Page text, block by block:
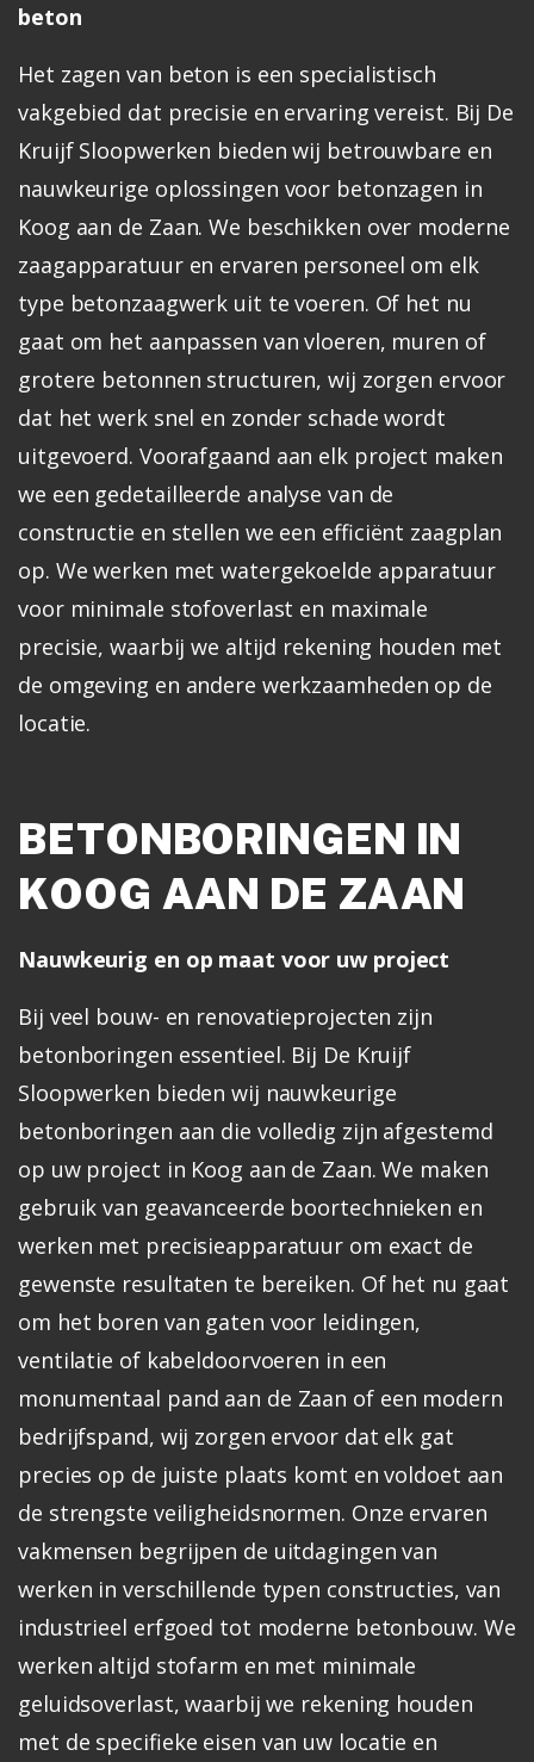
beton
Het zagen van beton is een specialistisch
vakgebied dat precisie en ervaring vereist. Bij De
Kruijf Sloopwerken bieden wij betrouwbare en
nauwkeurige oplossingen voor betonzagen in
Koog aan de Zaan. We beschikken over moderne
zaagapparatuur en ervaren personeel om elk
type betonzaagwerk uit te voeren. Of het nu
gaat om het aanpassen van vloeren, muren of
grotere betonnen structuren, wij zorgen ervoor
dat het werk snel en zonder schade wordt
uitgevoerd. Voorafgaand aan elk project maken
we een gedetailleerde analyse van de
constructie en stellen we een efficiënt zaagplan
op. We werken met watergekoelde apparatuur
voor minimale stofoverlast en maximale
precisie, waarbij we altijd rekening houden met
de omgeving en andere werkzaamheden op de
locatie.
BETONBORINGEN IN
KOOG AAN DE ZAAN
Nauwkeurig en op maat voor uw project
Bij veel bouw- en renovatieprojecten zijn
betonboringen essentieel. Bij De Kruijf
Sloopwerken bieden wij nauwkeurige
betonboringen aan die volledig zijn afgestemd
op uw project in Koog aan de Zaan. We maken
gebruik van geavanceerde boortechnieken en
werken met precisieapparatuur om exact de
gewenste resultaten te bereiken. Of het nu gaat
om het boren van gaten voor leidingen,
ventilatie of kabeldoorvoeren in een
monumentaal pand aan de Zaan of een modern
bedrijfspand, wij zorgen ervoor dat elk gat
precies op de juiste plaats komt en voldoet aan
de strengste veiligheidsnormen. Onze ervaren
vakmensen begrijpen de uitdagingen van
werken in verschillende typen constructies, van
industrieel erfgoed tot moderne betonbouw. We
werken altijd stofarm en met minimale
geluidsoverlast, waarbij we rekening houden
met de specifieke eisen van uw locatie en